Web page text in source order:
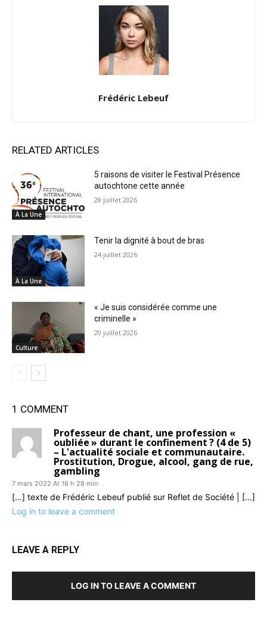
Frédéric Lebeuf
RELATED ARTICLES
À La Une
5 raisons de visiter le Festival Présence
autochtone cette année
28 juillet 2026
À La Une
Tenir la dignité à bout de bras
24 juillet 2026
Culture
« Je suis considérée comme une
criminelle »
20 juillet 2026
1 COMMENT
Professeur de chant, une profession «
oubliée » durant le confinement ? (4 de 5)
– L'actualité sociale et communautaire.
Prostitution, Drogue, alcool, gang de rue,
gambling
7 mars 2022 At 18 h 28 min
[…] texte de Frédéric Lebeuf publié sur Reflet de Société | […]
Log in to leave a comment
LEAVE A REPLY
LOG IN TO LEAVE A COMMENT